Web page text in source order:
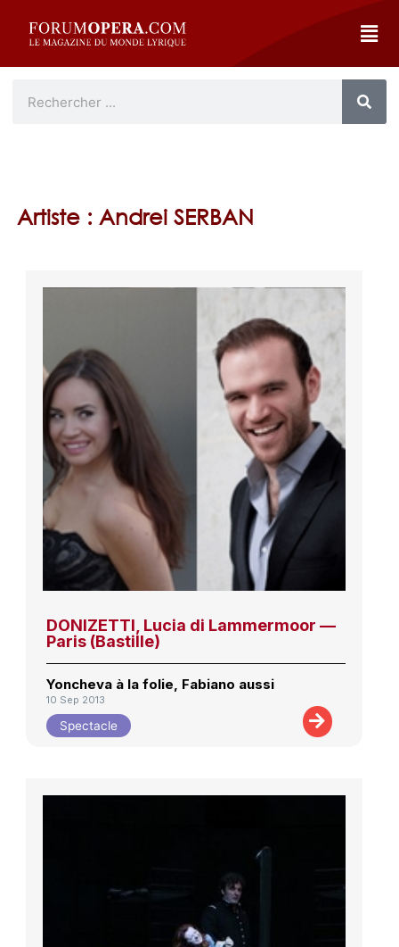
Artiste : Andrei SERBAN
DONIZETTI, Lucia di Lammermoor —
Paris (Bastille)
Yoncheva à la folie, Fabiano aussi
10 Sep 2013
Spectacle